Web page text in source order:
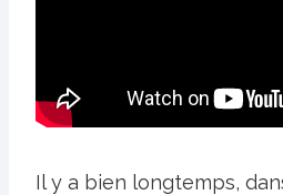
Il y a bien longtemps,